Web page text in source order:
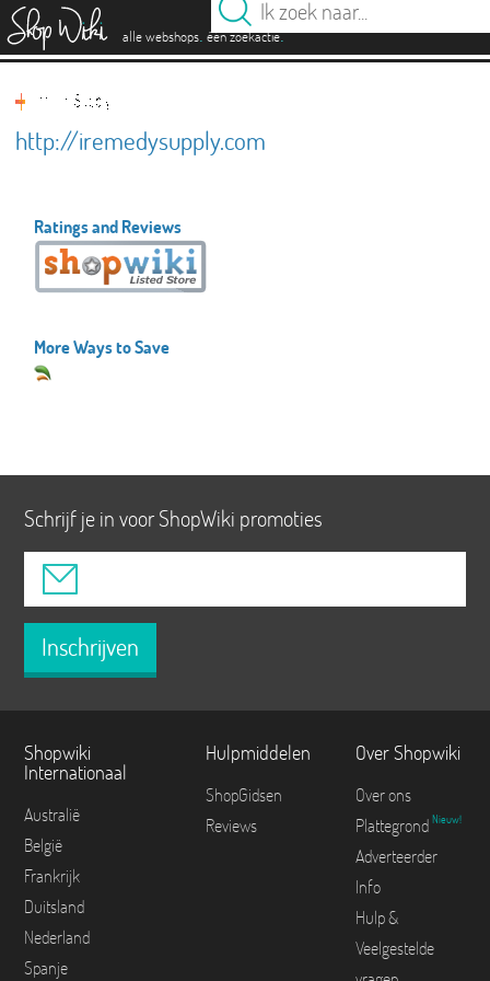
alle webshops. één zoekactie.
http://iremedysupply.com
Ratings and Reviews
More Ways to Save
Schrijf je in voor ShopWiki promoties
Inschrijven
Shopwiki
Internationaal
Australië
België
Frankrijk
Duitsland
Nederland
Spanje
Hulpmiddelen
ShopGidsen
Reviews
Over Shopwiki
Over ons
Plattegrond Nieuw!
Adverteerder
Info
Hulp &
Veelgestelde